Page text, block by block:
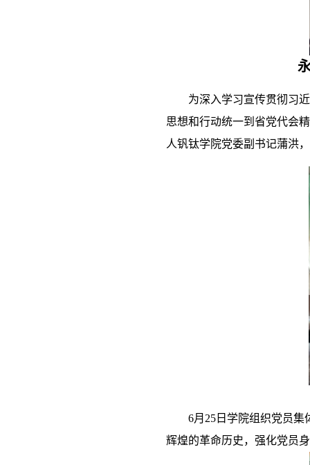
为深入学习宣传贯彻习
思想和行动统一到省党代会
人钒钛学院党委副书记蒲洪
6月 25 日学院组织党员
辉煌的革命历史，强化党员